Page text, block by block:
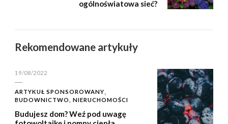
ogólnoświatowa sieć?
Rekomendowane artykuły
19/08/2022
ARTYKUŁ SPONSOROWANY
BUDOWNICTWO, NIERUCHOMOŚCI
Budujesz dom? Weź pod uwagę